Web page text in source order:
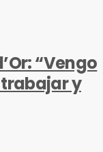
“Vengo
y